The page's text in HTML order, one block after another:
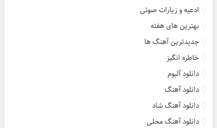
ادعیه و زیارات صوتی
بهترین های هفته
جدیدترین آهنگ ها
خاطره انگیز
دانلود آلبوم
دانلود آهنگ
دانلود آهنگ شاد
دانلود آهنگ محلی